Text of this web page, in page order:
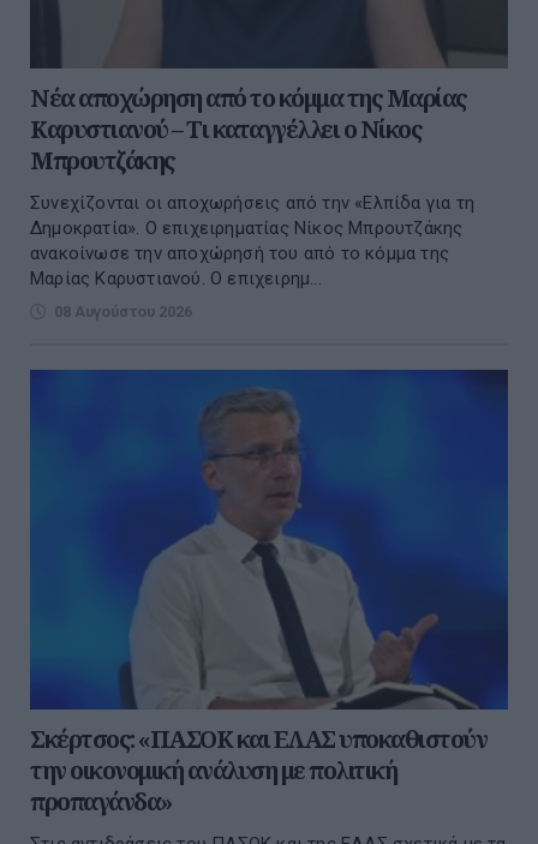
Νέα αποχώρηση από το κόμμα της Μαρίας
Καρυστιανού – Τι καταγγέλλει ο Νίκος
Μπρουτζάκης
Συνεχίζονται οι αποχωρήσεις από την «Ελπίδα για τη
Δημοκρατία». Ο επιχειρηματίας Νίκος Μπρουτζάκης
ανακοίνωσε την αποχώρησή του από το κόμμα της
Μαρίας Καρυστιανού. Ο επιχειρημ...
08 Αυγούστου 2026
Σκέρτσος: «ΠΑΣΟΚ και ΕΛΑΣ υποκαθιστούν
την οικονομική ανάλυση με πολιτική
προπαγάνδα»